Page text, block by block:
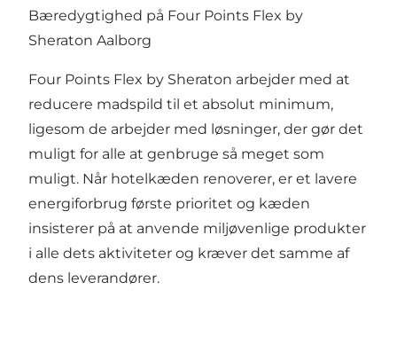
Bæredygtighed på Four Points Flex by
Sheraton Aalborg
Four Points Flex by Sheraton arbejder med at
reducere madspild til et absolut minimum,
ligesom de arbejder med løsninger, der gør det
muligt for alle at genbruge så meget som
muligt. Når hotelkæden renoverer, er et lavere
energiforbrug første prioritet og kæden
insisterer på at anvende miljøvenlige produkter
i alle dets aktiviteter og kræver det samme af
dens leverandører.